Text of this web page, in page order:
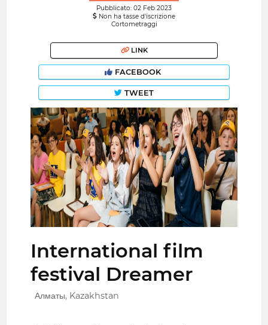
Pubblicato: 02 Feb 2023
Non ha tasse d'iscrizione
Cortometraggi
LINK
FACEBOOK
TWEET
International film
festival Dreamer
Алматы, Kazakhstan